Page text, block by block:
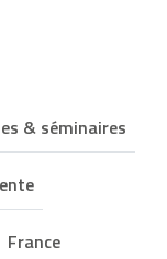
& séminaires
France